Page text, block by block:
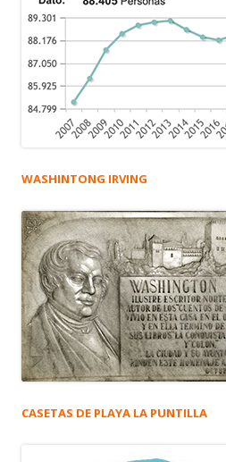
WASHINTONG IRVING
CASETAS DE PLAYA LA PUNTILLA